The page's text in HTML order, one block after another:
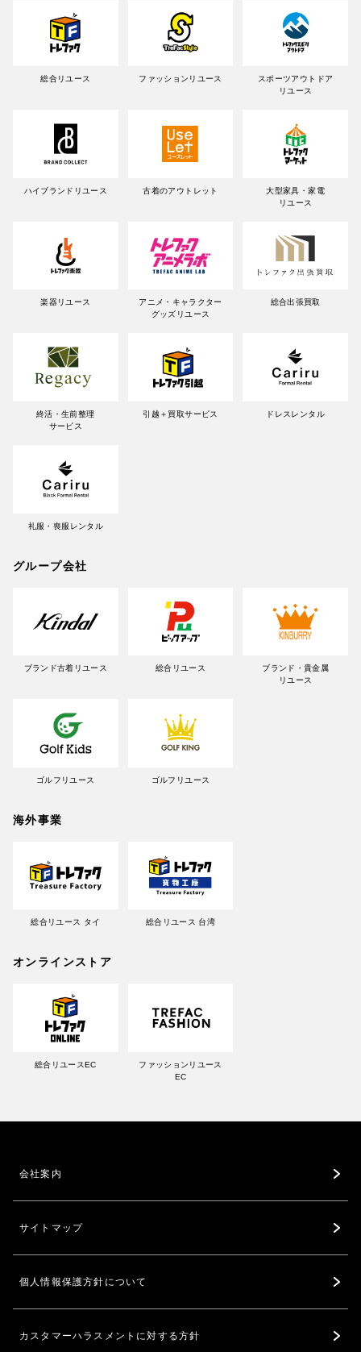
総合リユース ファッションリユース
スポーツアウトドア
リユース
ハイブランドリユース 古着のアウトレット
大型家具・家電
リユース
楽器リユース
アニメ・キャラクター
グッズリユース
総合出張買取
終活・生前整理
サービス
引越＋買取サービス ドレスレンタル
礼服・喪服レンタル
グループ会社
ブランド古着リユース 総合リユース
ブランド・貴金属
リユース
ゴルフリユース ゴルフリユース
海外事業
総合リユース タイ 総合リユース 台湾
オンラインストア
総合リユースEC
ファッションリユース
EC
会社案内
サイトマップ
個人情報保護方針について
カスタマーハラスメントに対する方針